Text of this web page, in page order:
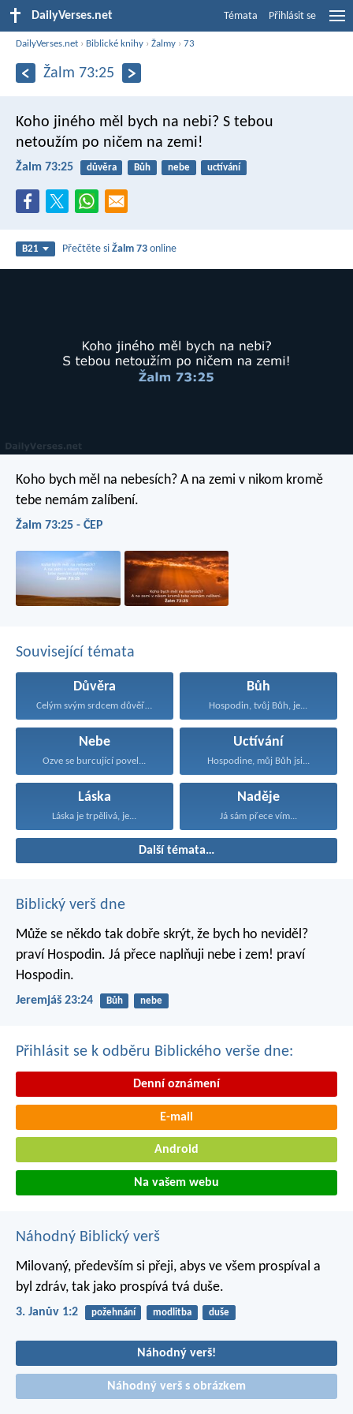
DailyVerses.net Témata Přihlásit se
DailyVerses.net › Biblické knihy ›Žalmy ›73
Žalm 73:25
Koho jiného měl bych na nebi? S tebou
netoužím po ničem na zemi!
Žalm 73:25 důvěra Bůh nebe uctívání
B21 Přečtěte siŽalm 73 online
Koho bych měl na nebesích? A na zemi v nikom kromě
tebe nemám zalíbení.
Žalm 73:25 - ČEP
Související témata
Důvěra
Celým svým srdcem důvěřuj...
Bůh
Hospodin, tvůj Bůh, je...
Nebe
Ozve se burcující povel...
Uctívání
Hospodine, můj Bůh jsi...
Láska
Láska je trpělivá, je...
Naděje
Já sám přece vím...
Další témata…
Biblický verš dne
Může se někdo tak dobře skrýt, že bych ho neviděl?
praví Hospodin. Já přece naplňuji nebe i zem! praví
Hospodin.
Jeremjáš 23:24 Bůh nebe
Přihlásit se k odběru Biblického verše dne:
Denní oznámení
E-mail
Android
Na vašem webu
Náhodný Biblický verš
Milovaný, především si přeji, abys ve všem prospíval a
byl zdráv, tak jako prospívá tvá duše.
3. Janův 1:2 požehnání modlitba duše
Náhodný verš!
Náhodný verš s obrázkem